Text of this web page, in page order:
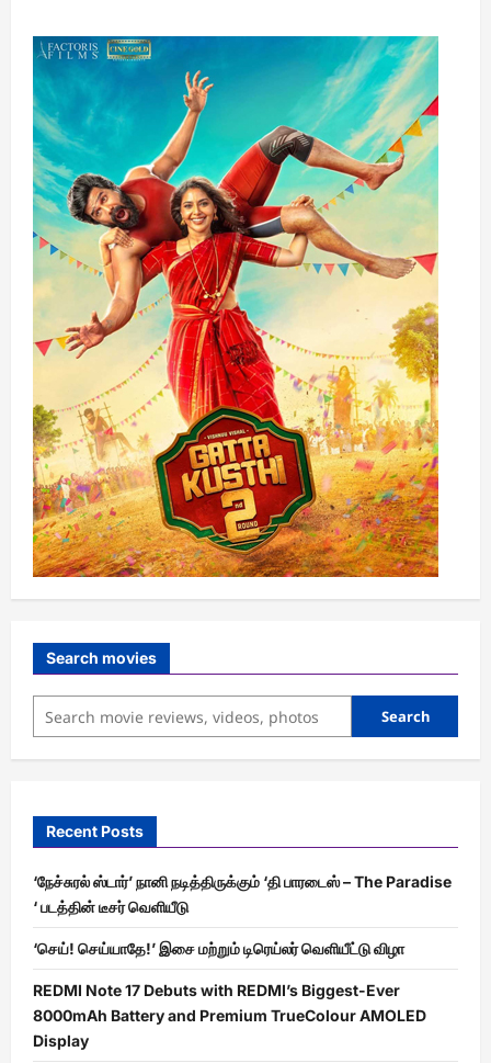
–
விமர்சனம்
Search movies
Search
Recent Posts
‘நேச்சுரல் ஸ்டார்’ நானி நடித்திருக்கும் ‘தி பாரடைஸ் – The Paradise
‘ படத்தின் டீசர் வெளியீடு
‘செய்! செய்யாதே!’ இசை மற்றும் டிரெய்லர் வெளியீட்டு விழா
REDMI Note 17 Debuts with REDMI’s Biggest-Ever
8000mAh Battery and Premium TrueColour AMOLED
Display